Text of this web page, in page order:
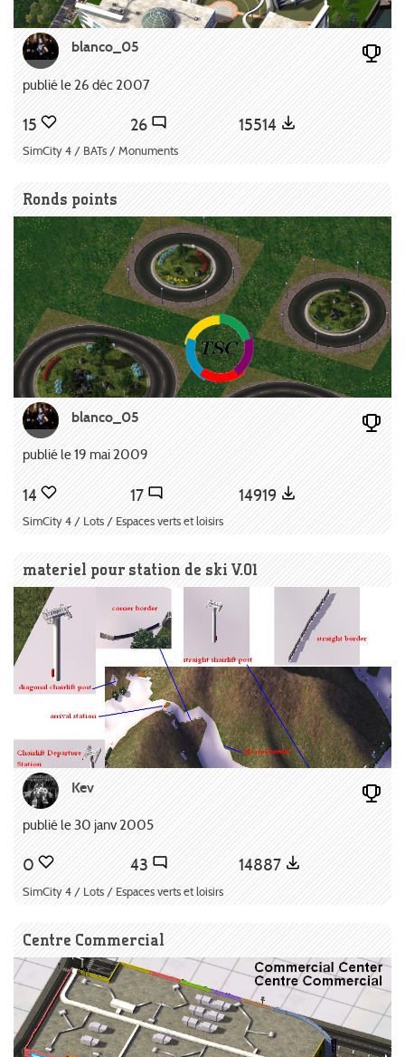
blanco_05
publié le 26 déc 2007
15 26 15514
SimCity 4 / BATs / Monuments
Ronds points
blanco_05
publié le 19 mai 2009
14 17 14919
SimCity 4 / Lots / Espaces verts et loisirs
materiel pour station de ski V.01
Kev
publié le 30 janv 2005
0 43 14887
SimCity 4 / Lots / Espaces verts et loisirs
Centre Commercial